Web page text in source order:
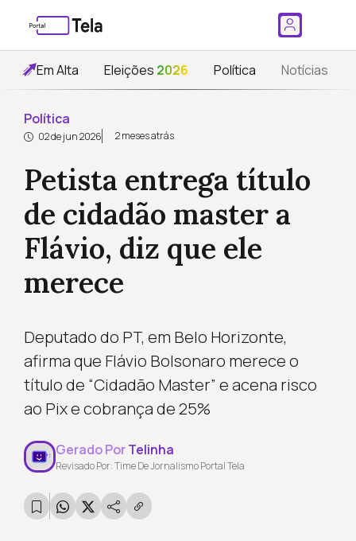
Em Alta Eleições 2026 Política Notícias
Política
02 de jun 2026 2 meses atrás
Petista entrega título
de cidadão master a
Flávio, diz que ele
merece
Deputado do PT, em Belo Horizonte,
afirma que Flávio Bolsonaro merece o
título de “Cidadão Master” e acena risco
ao Pix e cobrança de 25%
Gerado PorTelinha
Revisado Por: Time De Jornalismo Portal Tela